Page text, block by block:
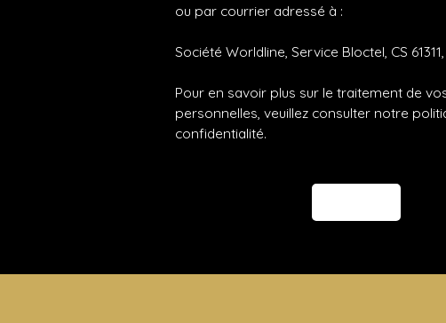
ou par courrier adressé à :
Société Worldline, Service Bloctel, CS 61311,
Pour en savoir plus sur le traitement de
personnelles, veuillez consulter notre
confidentialité.